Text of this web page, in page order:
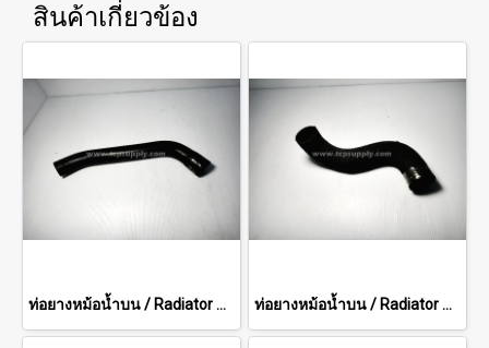
สินค้าเกี่ยวข้อง
ท่อยางหม้อน้ำบน / Radiator Hose (Upper) ท่อยางหม้อน้ำบน / Radiator Hose (Upper)